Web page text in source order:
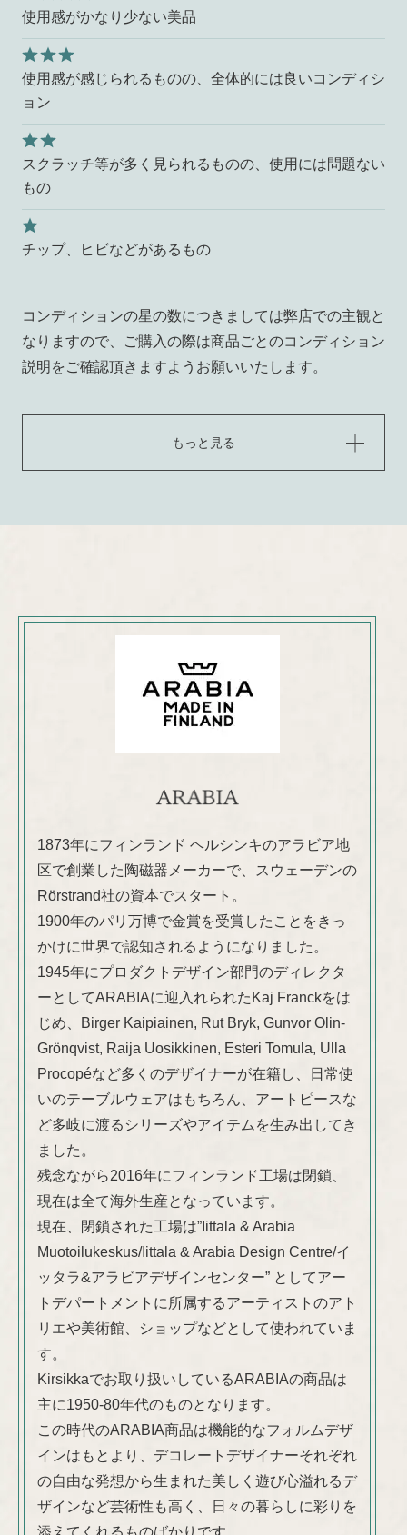
使用感がかなり少ない美品
使用感が感じられるものの、全体的には良いコンディシ
ョン
スクラッチ等が多く見られるものの、使用には問題ない
もの
チップ、ヒビなどがあるもの
コンディションの星の数につきましては弊店での主観と
なりますので、ご購入の際は商品ごとのコンディション
説明をご確認頂きますようお願いいたします。
もっと見る
1873年にフィンランド ヘルシンキのアラビア地
区で創業した陶磁器メーカーで、スウェーデンの
Rörstrand社の資本でスタート。
1900年のパリ万博で金賞を受賞したことをきっ
かけに世界で認知されるようになりました。
1945年にプロダクトデザイン部門のディレクタ
ーとしてARABIAに迎入れられたKaj Franckをは
じめ、Birger Kaipiainen, Rut Bryk, Gunvor Olin-
Grönqvist, Raija Uosikkinen, Esteri Tomula, Ulla
Procopéなど多くのデザイナーが在籍し、日常使
いのテーブルウェアはもちろん、アートピースな
ど多岐に渡るシリーズやアイテムを生み出してき
ました。
残念ながら2016年にフィンランド工場は閉鎖、
現在は全て海外生産となっています。
現在、閉鎖された工場は”Iittala & Arabia
Muotoilukeskus/Iittala & Arabia Design Centre/イ
ッタラ&アラビアデザインセンター” としてアー
トデパートメントに所属するアーティストのアト
リエや美術館、ショップなどとして使われていま
す。
Kirsikkaでお取り扱いしているARABIAの商品は
主に1950-80年代のものとなります。
この時代のARABIA商品は機能的なフォルムデザ
インはもとより、デコレートデザイナーそれぞれ
の自由な発想から生まれた美しく遊び心溢れるデ
ザインなど芸術性も高く、日々の暮らしに彩りを